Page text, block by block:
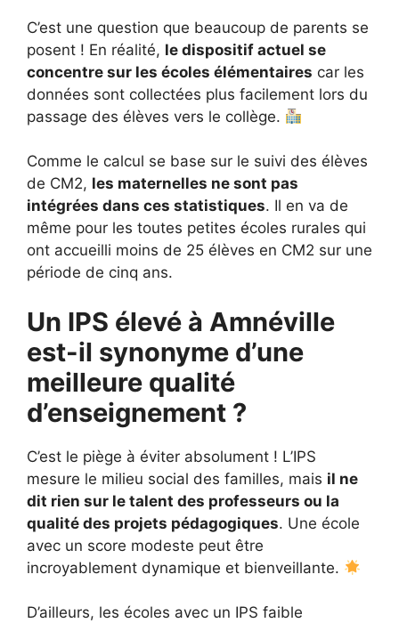
C’est une question que beaucoup de parents se
posent ! En réalité, le dispositif actuel se
concentre sur les écoles élémentaires car les
données sont collectées plus facilement lors du
passage des élèves vers le collège.
Comme le calcul se base sur le suivi des élèves
de CM2, les maternelles ne sont pas
intégrées dans ces statistiques. Il en va de
même pour les toutes petites écoles rurales qui
ont accueilli moins de 25 élèves en CM2 sur une
période de cinq ans.
Un IPS élevé à Amnéville
est-il synonyme d’une
meilleure qualité
d’enseignement ?
C’est le piège à éviter absolument ! L’IPS
mesure le milieu social des familles, mais il ne
dit rien sur le talent des professeurs ou la
qualité des projets pédagogiques. Une école
avec un score modeste peut être
incroyablement dynamique et bienveillante.
D’ailleurs, les écoles avec un IPS faible